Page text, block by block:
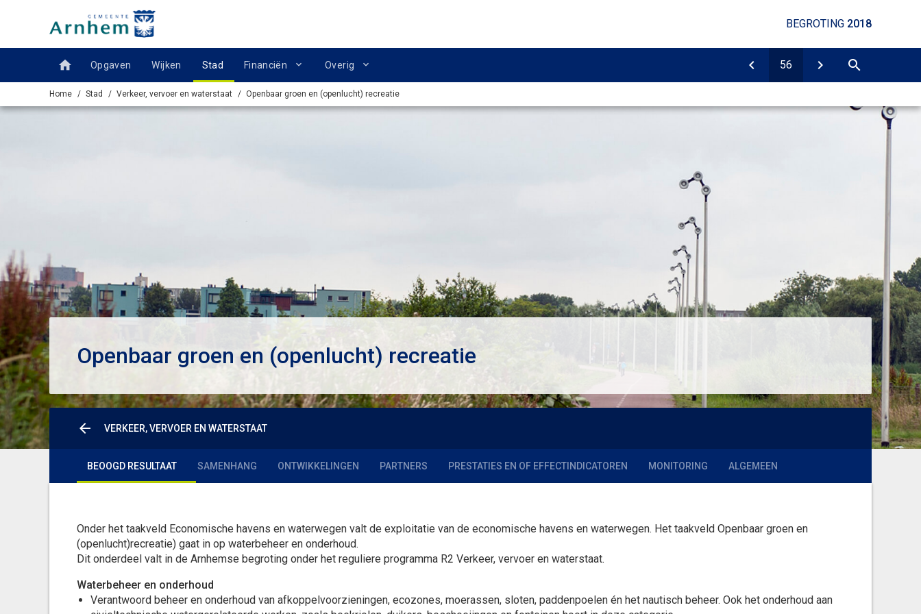
Ga naar de inhoud van deze pagina.
BEGROTING 2018
Opgaven Wijken Stad Financiën Overig
Home Stad Verkeer, vervoer en waterstaat Openbaar groen en (openlucht) recreatie
Openbaar groen en (openlucht) recreatie
VERKEER, VERVOER EN WATERSTAAT
BEOOGD RESULTAAT SAMENHANG ONTWIKKELINGEN PARTNERS PRESTATIES EN OF EFFECTINDICATOREN MONITORING ALGEMEEN
Onder het taakveld Economische havens en waterwegen valt de exploitatie van de economische havens en waterwegen. Het taakveld Openbaar groen en
(openlucht)recreatie) gaat in op waterbeheer en onderhoud.
Dit onderdeel valt in de Arnhemse begroting onder het reguliere programma R2 Verkeer, vervoer en waterstaat.
Waterbeheer en onderhoud
Verantwoord beheer en onderhoud van afkoppelvoorzieningen, ecozones, moerassen, sloten, paddenpoelen én het nautisch beheer. Ook het onderhoud aan